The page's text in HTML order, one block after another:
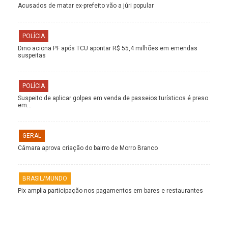
Acusados de matar ex-prefeito vão a júri popular
POLÍCIA
Dino aciona PF após TCU apontar R$ 55,4 milhões em emendas
suspeitas
POLÍCIA
Suspeito de aplicar golpes em venda de passeios turísticos é preso
em…
GERAL
Câmara aprova criação do bairro de Morro Branco
BRASIL/MUNDO
Pix amplia participação nos pagamentos em bares e restaurantes